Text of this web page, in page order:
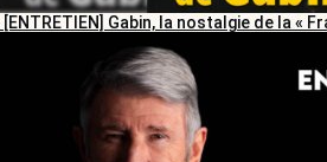
[ENTRETIEN] Gabin, la nostalgie de la «